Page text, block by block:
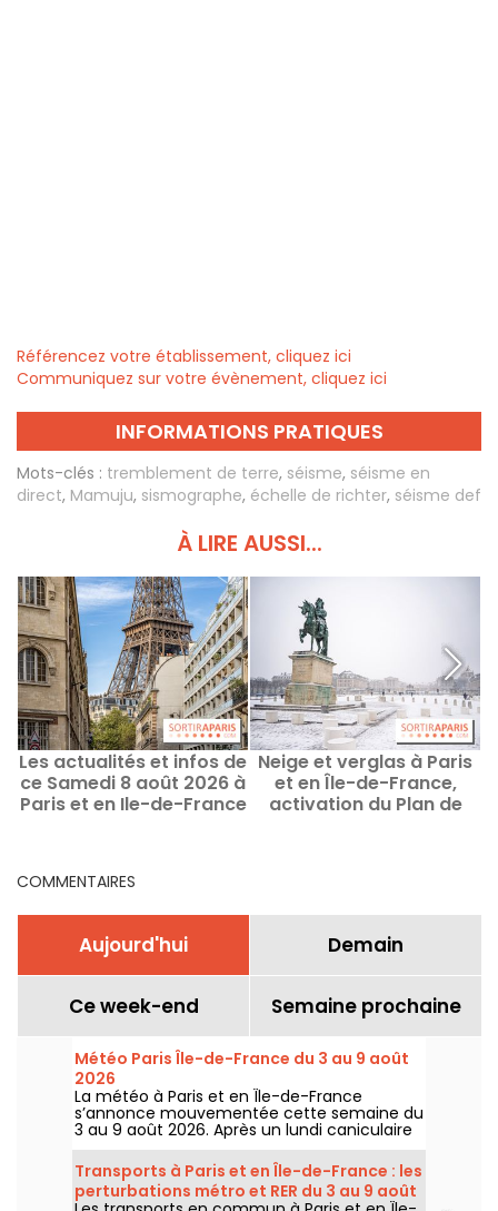
Référencez votre établissement, cliquez ici
Communiquez sur votre évènement, cliquez ici
INFORMATIONS PRATIQUES
Mots-clés : tremblement de terre, séisme, séisme en
direct, Mamuju, sismographe, échelle de richter, séisme def
À LIRE AUSSI...
Les actualités et infos de
ce Samedi 8 août 2026 à
Paris et en Ile-de-France
Neige et verglas à Paris
et en Île-de-France,
activation du Plan de
COMMENTAIRES
Aujourd'hui Demain
Ce week-end Semaine prochaine
Météo Paris Île-de-France du 3 au 9 août
2026
La météo à Paris et en Île-de-France
s’annonce mouvementée cette semaine du
3 au 9 août 2026. Après un lundi caniculaire
marqué par un risque d’orages, les
températures vont progressivement baisser
avant le retour d’un temps plus chaud et
ensoleillé pour le week-end.
Transports à Paris et en Île-de-France : les
perturbations métro et RER du 3 au 9 août